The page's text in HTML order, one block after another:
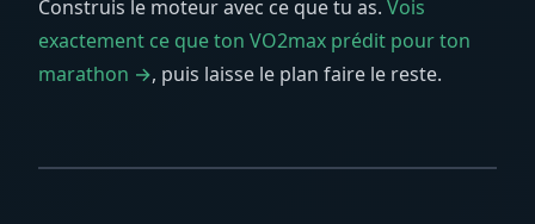
Construis le moteur avec ce que tu as. Vois
exactement ce que ton VO2max prédit pour ton
marathon →, puis laisse le plan faire le reste.